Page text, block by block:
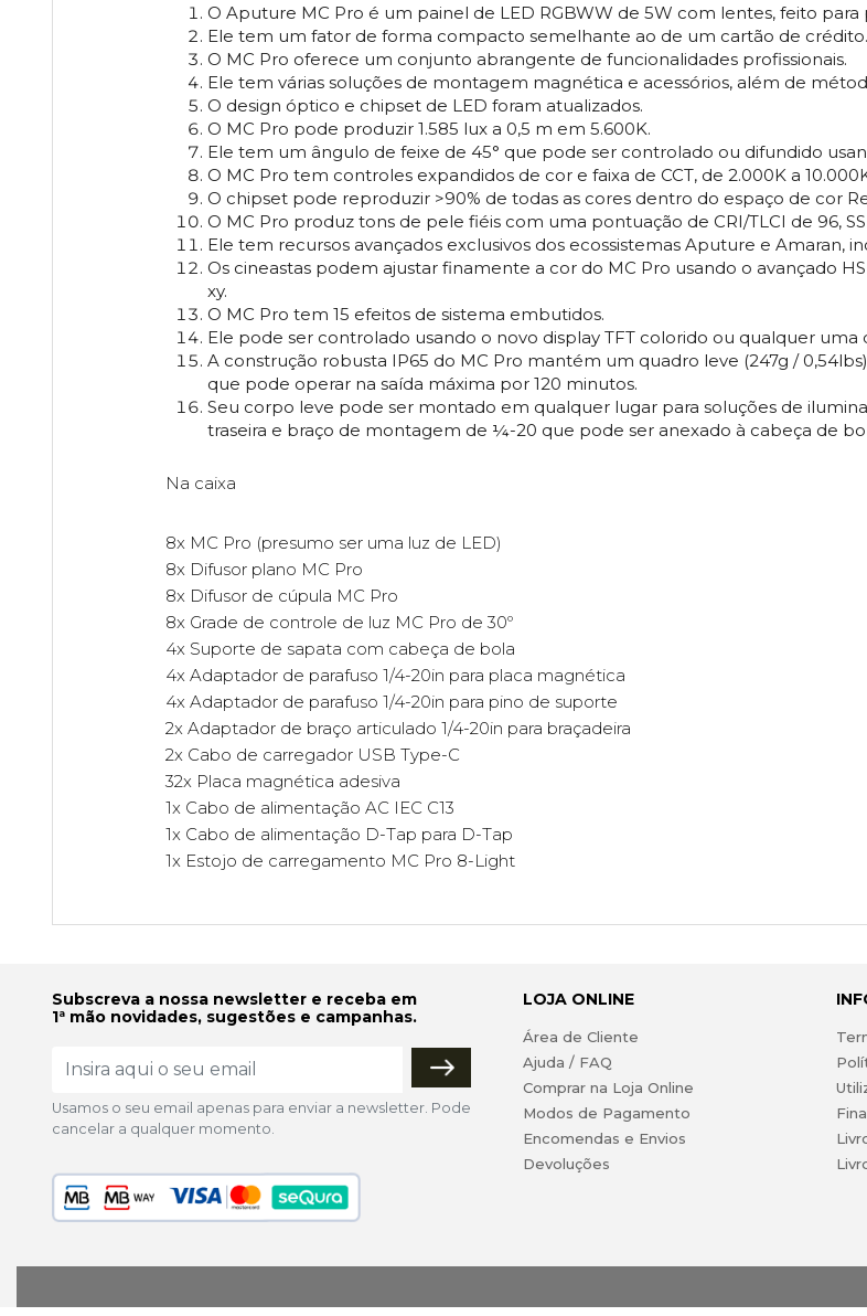
O Aputure MC Pro é um painel de LED RGBWW de 5W com lentes, feito para
Ele tem um fator de forma compacto semelhante ao de um cartão de crédito.
O MC Pro oferece um conjunto abrangente de funcionalidades profissionais.
Ele tem várias soluções de montagem magnética e acessórios, além de
O design óptico e chipset de LED foram atualizados.
O MC Pro pode produzir 1.585 lux a 0,5 m em 5.600K.
Ele tem um ângulo de feixe de 45° que pode ser controlado ou difundido
O MC Pro tem controles expandidos de cor e faixa de CCT, de 2.000K a
O chipset pode reproduzir >90% de todas as cores dentro do espaço de cor
O MC Pro produz tons de pele fiéis com uma pontuação de CRI/TLCI de 96,
Ele tem recursos avançados exclusivos dos ecossistemas Aputure e Amaran,
Os cineastas podem ajustar finamente a cor do MC Pro usando o avançado
xy.
O MC Pro tem 15 efeitos de sistema embutidos.
Ele pode ser controlado usando o novo display TFT colorido ou qualquer
A construção robusta IP65 do MC Pro mantém um quadro leve (247g /
que pode operar na saída máxima por 120 minutos.
Seu corpo leve pode ser montado em qualquer lugar para soluções de
traseira e braço de montagem de ¼-20 que pode ser anexado à cabeça de
Na caixa
8x MC Pro (presumo ser uma luz de LED)
8x Difusor plano MC Pro
8x Difusor de cúpula MC Pro
8x Grade de controle de luz MC Pro de 30º
4x Suporte de sapata com cabeça de bola
4x Adaptador de parafuso 1/4-20in para placa magnética
4x Adaptador de parafuso 1/4-20in para pino de suporte
2x Adaptador de braço articulado 1/4-20in para braçadeira
2x Cabo de carregador USB Type-C
32x Placa magnética adesiva
1x Cabo de alimentação AC IEC C13
1x Cabo de alimentação D-Tap para D-Tap
1x Estojo de carregamento MC Pro 8-Light
Subscreva a nossa newsletter e receba em
1ª mão novidades, sugestões e campanhas.
Usamos o seu email apenas para enviar a newsletter. Pode
cancelar a qualquer momento.
LOJA ONLINE
Área de Cliente
Ajuda / FAQ
Comprar na Loja Online
Modos de Pagamento
Encomendas e Envios
Devoluções